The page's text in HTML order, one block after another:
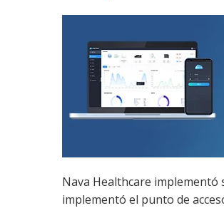
Nava Healthcare implementó
implementó el punto de